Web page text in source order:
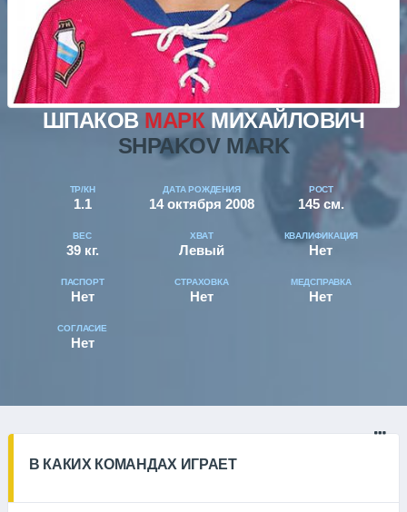
ШПАКОВ МАРК МИХАЙЛОВИЧ
SHPAKOV MARK
ТР/КН
1.1
ДАТА РОЖДЕНИЯ
14 октября 2008
РОСТ
145 см.
ВЕС
39 кг.
ХВАТ
Левый
КВАЛИФИКАЦИЯ
Нет
ПАСПОРТ
Нет
СТРАХОВКА
Нет
МЕДСПРАВКА
Нет
СОГЛАСИЕ
Нет
В КАКИХ КОМАНДАХ ИГРАЕТ